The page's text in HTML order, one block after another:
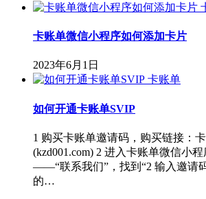
卡账单微信小程序如何添加卡片
2023年6月1日
卡账单
如何开通卡账单SVIP
1 购买卡账单邀请码，购买链接：
(kzd001.com) 2 进入卡账单微信小
——“联系我们”，找到“2 输入邀请
的…